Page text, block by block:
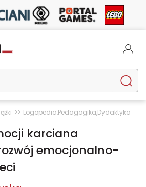
Logopedia,Pedagogika,Dydaktyka
karciana
emocjonalno-